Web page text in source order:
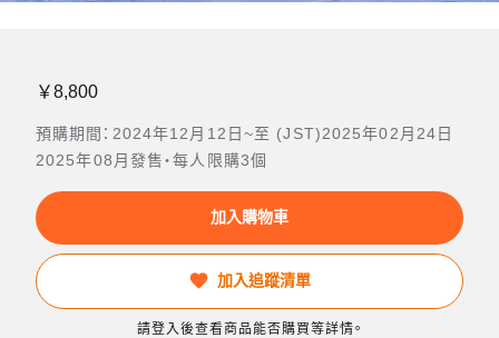
￥8,800
預購期間：2024年12月12日~至 (JST)2025年02月24日
2025年08月發售・每人限購3個
加入購物車
加入追蹤清單
請登入後查看商品能否購買等詳情。